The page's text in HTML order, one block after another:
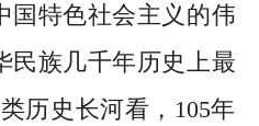
国特色社会主义的伟
民族几千年历史上最
历史长河看，105年